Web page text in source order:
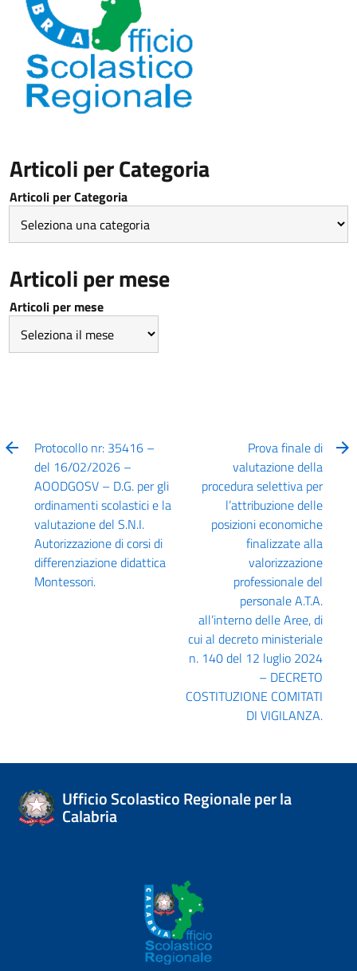
Articoli per Categoria
Articoli per Categoria
Articoli per mese
Articoli per mese
Protocollo nr: 35416 –
del 16/02/2026 –
AOODGOSV – D.G. per gli
ordinamenti scolastici e la
valutazione del S.N.I.
Autorizzazione di corsi di
differenziazione didattica
Montessori.
Prova finale di
valutazione della
procedura selettiva per
l’attribuzione delle
posizioni economiche
finalizzate alla
valorizzazione
professionale del
personale A.T.A.
all’interno delle Aree, di
cui al decreto ministeriale
n. 140 del 12 luglio 2024
– DECRETO
COSTITUZIONE COMITATI
DI VIGILANZA.
Ufficio Scolastico Regionale per la
Calabria